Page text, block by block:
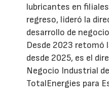
lubricantes en
regreso, lideró la
desarrollo de
Desde 2023 retomó
desde 2025, es el
Negocio Industrial
TotalEnergies para